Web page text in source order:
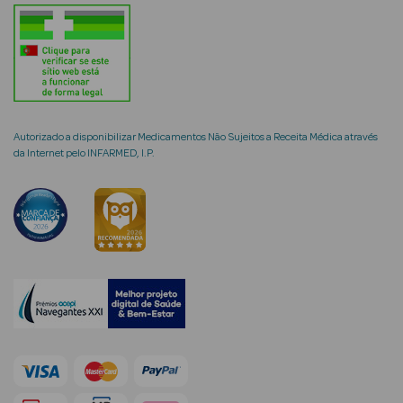
Rosto e
Ver Tudo
Cosmética
Rosto
Hidratantes
Séruns Faciais
Creme de Olhos
Anti-
Autorizado a disponibilizar Medicamentos Não Sujeitos a Receita Médica através
da Internet pelo INFARMED, I.P.